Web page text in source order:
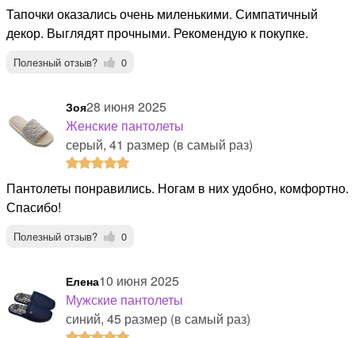
Тапочки оказались очень миленькими. Симпатичный
декор. Выглядят прочными. Рекомендую к покупке.
Полезный отзыв? 0
Зоя28 июня 2025
Женские пантолеты
серый, 41 размер (в самый раз)
Пантолеты понравились. Ногам в них удобно, комфортно.
Спасибо!
Полезный отзыв? 0
Елена10 июня 2025
Мужские пантолеты
синий, 45 размер (в самый раз)